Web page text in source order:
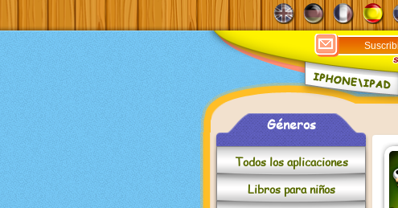
Géneros
Todos los aplicaciones
Libros para niños